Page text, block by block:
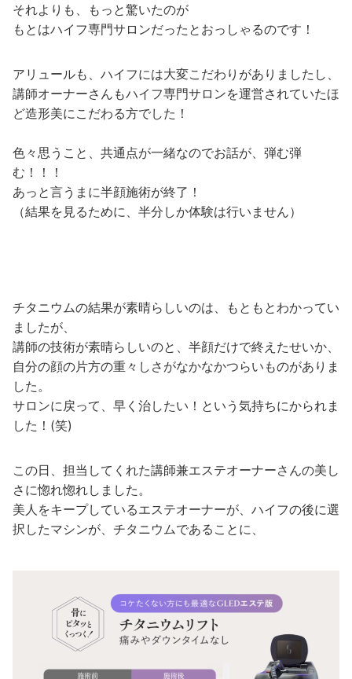
それよりも、もっと驚いたのが
もとはハイフ専門サロンだったとおっしゃるのです！
アリュールも、ハイフには大変こだわりがありましたし、
講師オーナーさんもハイフ専門サロンを運営されていたほ
ど造形美にこだわる方でした！
色々思うこと、共通点が一緒なのでお話が、弾む弾
む！！！
あっと言うまに半顔施術が終了！
（結果を見るために、半分しか体験は行いません）
チタニウムの結果が素晴らしいのは、もともとわかってい
ましたが、
講師の技術が素晴らしいのと、半顔だけで終えたせいか、
自分の顔の片方の重々しさがなかなかつらいものがありま
した。
サロンに戻って、早く治したい！という気持ちにかられま
した！(笑)
この日、担当してくれた講師兼エステオーナーさんの美し
さに惚れ惚れしました。
美人をキープしているエステオーナーが、ハイフの後に選
択したマシンが、チタニウムであることに、